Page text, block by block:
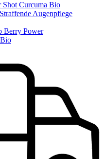
Shot Curcuma Bio
Augenpflege
Berry Power